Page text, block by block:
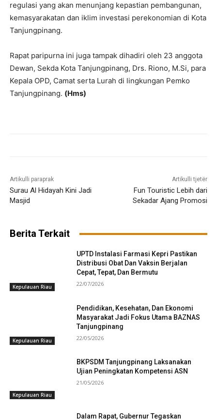
regulasi yang akan menunjang kepastian pembangunan,
kemasyarakatan dan iklim investasi perekonomian di Kota
Tanjungpinang.
Rapat paripurna ini juga tampak dihadiri oleh 23 anggota
Dewan, Sekda Kota Tanjungpinang, Drs. Riono, M.Si, para
Kepala OPD, Camat serta Lurah di lingkungan Pemko
Tanjungpinang. (Hms)
Artikulli paraprak
Surau Al Hidayah Kini Jadi
Masjid
Artikulli tjetër
Fun Touristic Lebih dari
Sekadar Ajang Promosi
Berita Terkait
Kepulauan Riau
UPTD Instalasi Farmasi Kepri Pastikan
Distribusi Obat Dan Vaksin Berjalan
Cepat, Tepat, Dan Bermutu
22/07/2026
Kepulauan Riau
Pendidikan, Kesehatan, Dan Ekonomi
Masyarakat Jadi Fokus Utama BAZNAS
Tanjungpinang
22/05/2026
Kepulauan Riau
BKPSDM Tanjungpinang Laksanakan
Ujian Peningkatan Kompetensi ASN
21/05/2026
Dalam Rapat, Gubernur Tegaskan